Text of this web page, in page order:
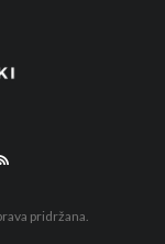
pridržana.